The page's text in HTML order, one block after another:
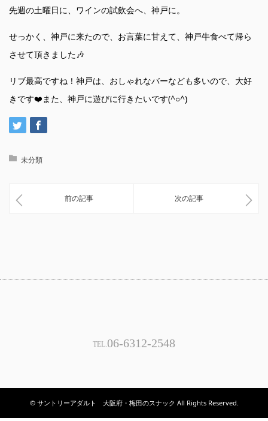
先週の土曜日に、ワインの試飲会へ、神戸に。
せっかく、神戸に来たので、お言葉に甘えて、神戸牛食べて帰ら
させて頂きました🎶
リブ最高ですね！神戸は、おしゃれなバーなども多いので、大好
きです❤️また、神戸に遊びに行きたいです(^○^)
未分類
前の記事 次の記事
TEL.06-6312-2548
© サントリーアダルト 大阪府・梅田のスナック All Rights Reserved.